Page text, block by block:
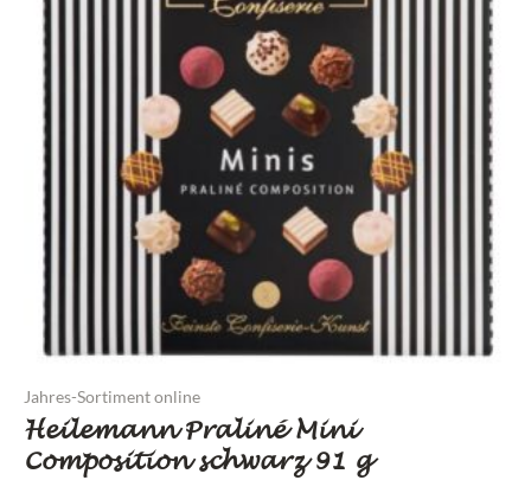
Jahres-Sortiment online
Heilemann Praliné Mini
Composition schwarz 91 g